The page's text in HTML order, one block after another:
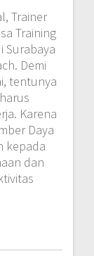
Trainer
Training
Surabaya
Demi
tentunya
Karena
Daya
kepada
dan